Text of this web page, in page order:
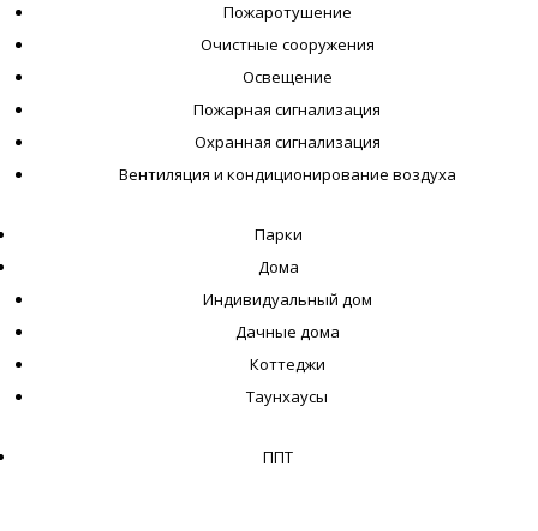
Пожаротушение
Очистные сооружения
Освещение
Пожарная сигнализация
Охранная сигнализация
Вентиляция и кондиционирование воздуха
Парки
Дома
Индивидуальный дом
Дачные дома
Коттеджи
Таунхаусы
ППТ